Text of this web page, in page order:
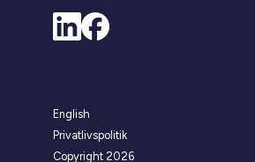
English
Privatlivspolitik
Copyright 2026